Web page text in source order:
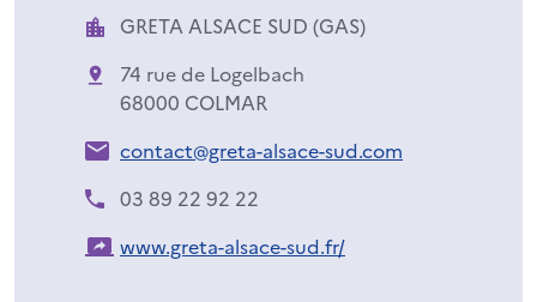
GRETA ALSACE SUD (GAS)
74 rue de Logelbach
68000 COLMAR
contact@greta-alsace-sud.com
03 89 22 92 22
www.greta-alsace-sud.fr/